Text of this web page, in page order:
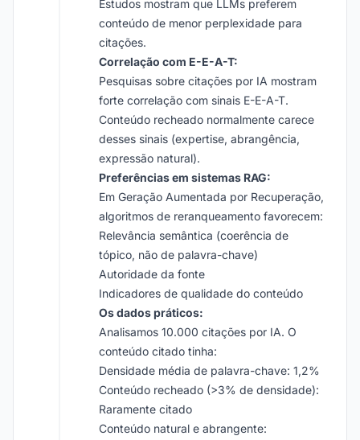
Estudos mostram que LLMs preferem
conteúdo de menor perplexidade para
citações.
Correlação com E-E-A-T:
Pesquisas sobre citações por IA mostram
forte correlação com sinais E-E-A-T.
Conteúdo recheado normalmente carece
desses sinais (expertise, abrangência,
expressão natural).
Preferências em sistemas RAG:
Em Geração Aumentada por Recuperação,
algoritmos de reranqueamento favorecem:
Relevância semântica (coerência de
tópico, não de palavra-chave)
Autoridade da fonte
Indicadores de qualidade do conteúdo
Os dados práticos:
Analisamos 10.000 citações por IA. O
conteúdo citado tinha:
Densidade média de palavra-chave: 1,2%
Conteúdo recheado (>3% de densidade):
Raramente citado
Conteúdo natural e abrangente: